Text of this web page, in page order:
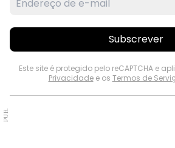
Subscrever
Este site é protegido pelo reCAPTCHA e
Privacidadee os Termos de
PUB.